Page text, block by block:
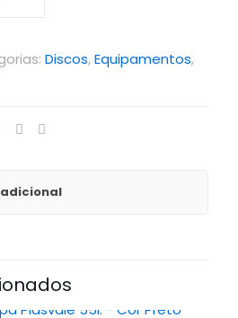
Discos,Equipamentos,